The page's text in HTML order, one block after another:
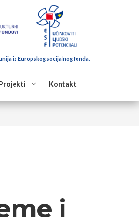
iz Europskog socijalnog fonda.
Projekti Kontakt
i